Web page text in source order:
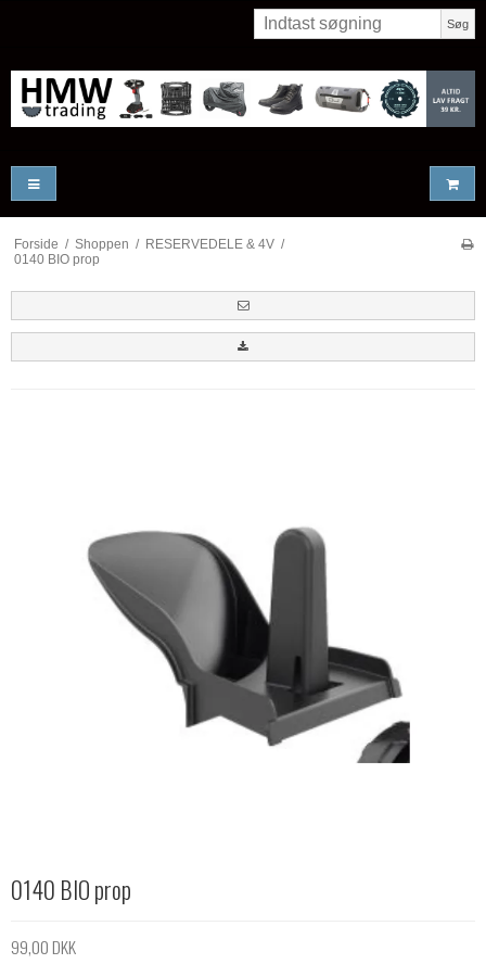
Søg
Forside / Shoppen / RESERVEDELE & 4V /
0140 BIO prop
0140 BIO prop
99,00 DKK